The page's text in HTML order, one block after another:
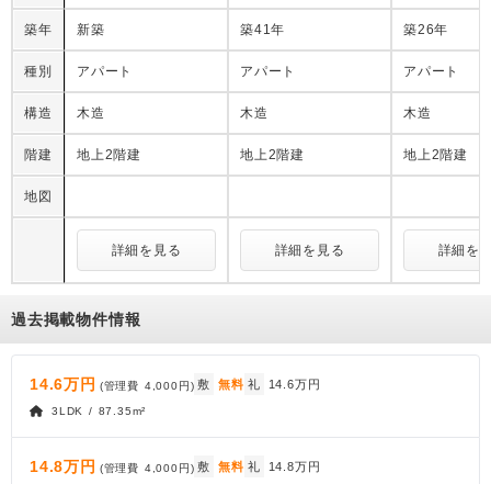
築年 新築 築41年 築26年
種別 アパート アパート アパート
構造 木造 木造 木造
階建 地上2階建 地上2階建 地上2階建
地図
詳細を見る 詳細を見る 詳細を
過去掲載物件情報
14.6万円 (管理費 4,000円) 敷 無料 礼 14.6万円
3LDK / 87.35m²
14.8万円 (管理費 4,000円 ) 敷 無料 礼 14.8万円